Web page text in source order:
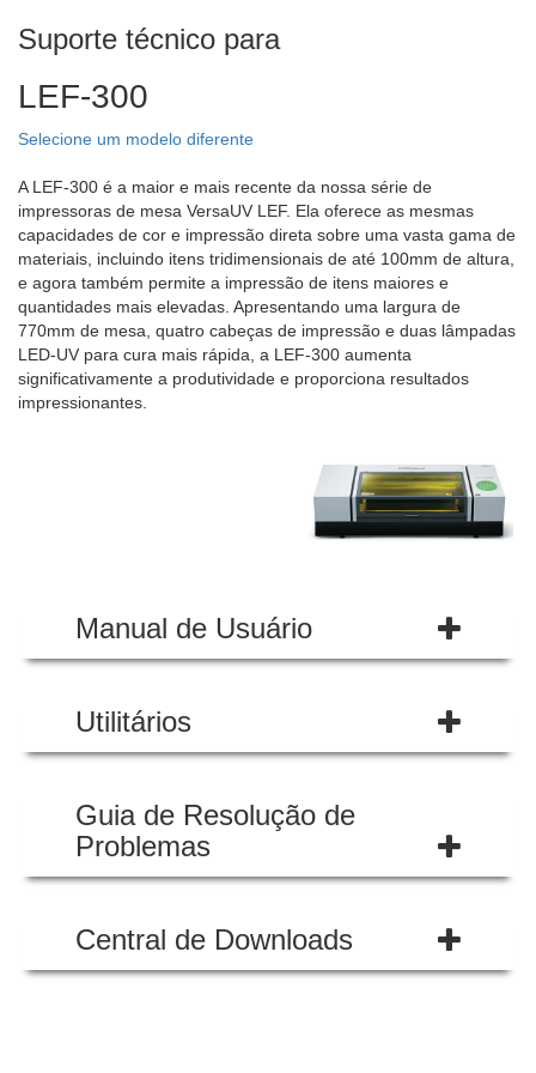
Suporte técnico para
LEF-300
Selecione um modelo diferente
A LEF-300 é a maior e mais recente da nossa série de
impressoras de mesa VersaUV LEF. Ela oferece as mesmas
capacidades de cor e impressão direta sobre uma vasta gama de
materiais, incluindo itens tridimensionais de até 100mm de altura,
e agora também permite a impressão de itens maiores e
quantidades mais elevadas. Apresentando uma largura de
770mm de mesa, quatro cabeças de impressão e duas lâmpadas
LED-UV para cura mais rápida, a LEF-300 aumenta
significativamente a produtividade e proporciona resultados
impressionantes.
Manual de Usuário
Utilitários
Guia de Resolução de
Problemas
Central de Downloads